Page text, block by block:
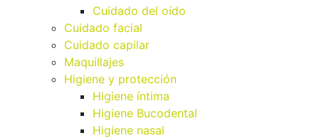
Cuidado del oído
Cuidado facial
Cuidado capilar
Maquillajes
Higiene y protección
Higiene íntima
Higiene Bucodental
Higiene nasal